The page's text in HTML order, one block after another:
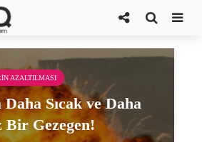
AZALTILMASI
Sıcak ve Daha
Bir Gezegen!